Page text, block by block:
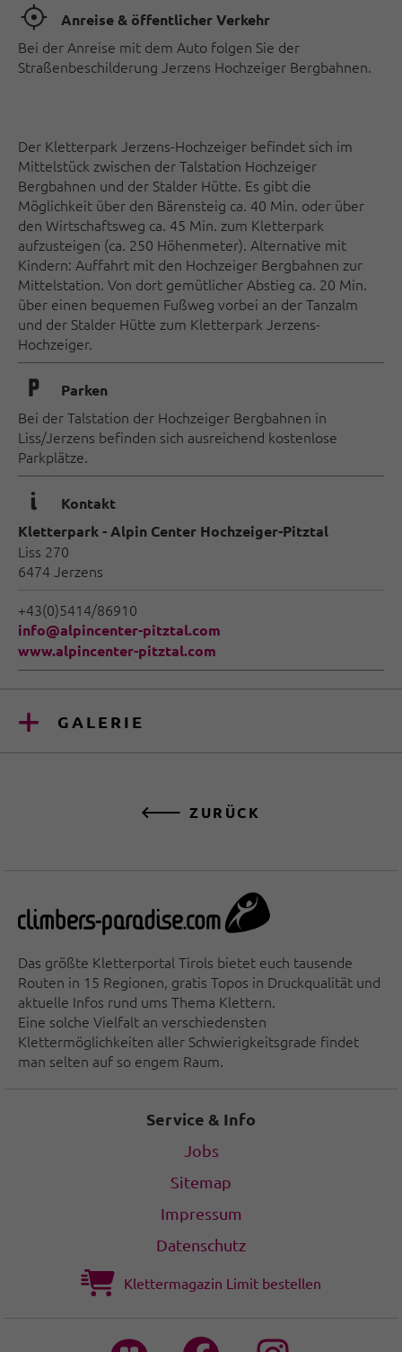
🞞 Anreise & öffentlicher Verkehr
Bei der Anreise mit dem Auto folgen Sie der
Straßenbeschilderung Jerzens Hochzeiger Bergbahnen.
Der Kletterpark Jerzens-Hochzeiger befindet sich im
Mittelstück zwischen der Talstation Hochzeiger
Bergbahnen und der Stalder Hütte. Es gibt die
Möglichkeit über den Bärensteig ca. 40 Min. oder über
den Wirtschaftsweg ca. 45 Min. zum Kletterpark
aufzusteigen (ca. 250 Höhenmeter). Alternative mit
Kindern: Auffahrt mit den Hochzeiger Bergbahnen zur
Mittelstation. Von dort gemütlicher Abstieg ca. 20 Min.
über einen bequemen Fußweg vorbei an der Tanzalm
und der Stalder Hütte zum Kletterpark Jerzens-
Hochzeiger.
🐈 Parken
Bei der Talstation der Hochzeiger Bergbahnen in
Liss/Jerzens befinden sich ausreichend kostenlose
Parkplätze.
🜇
Kontakt
Kletterpark - Alpin Center Hochzeiger-Pitztal
Liss 270
6474 Jerzens
+43(0)5414/86910
info@alpincenter-pitztal.com
www.alpincenter-pitztal.com
GALERIE
ZURÜCK
Das größte Kletterportal Tirols bietet euch tausende
Routen in 15 Regionen, gratis Topos in Druckqualität und
aktuelle Infos rund ums Thema Klettern.
Eine solche Vielfalt an verschiedensten
Klettermöglichkeiten aller Schwierigkeitsgrade findet
man selten auf so engem Raum.
Service & Info
Jobs
Sitemap
Impressum
Datenschutz
Klettermagazin Limit bestellen